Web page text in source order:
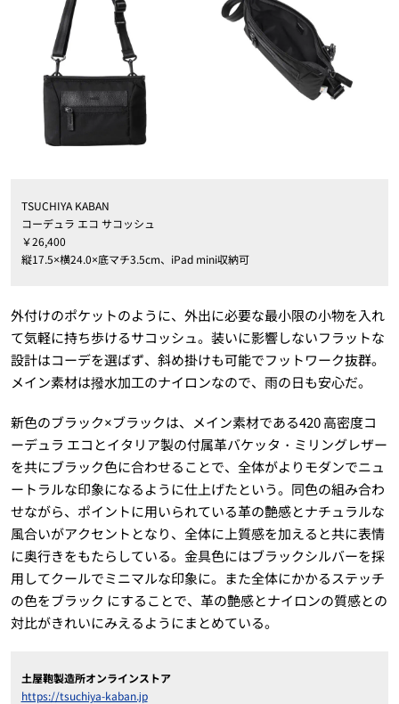
TSUCHIYA KABAN
コーデュラ エコ サコッシュ
￥26,400
縦17.5×横24.0×底マチ3.5cm、iPad mini収納可
外付けのポケットのように、外出に必要な最小限の小物を入れ
て気軽に持ち歩けるサコッシュ。装いに影響しないフラットな
設計はコーデを選ばず、斜め掛けも可能でフットワーク抜群。
メイン素材は撥水加工のナイロンなので、雨の日も安心だ。
新色のブラック×ブラックは、メイン素材である420 高密度コ
ーデュラ エコとイタリア製の付属革バケッタ・ミリングレザー
を共にブラック色に合わせることで、全体がよりモダンでニュ
ートラルな印象になるように仕上げたという。同色の組み合わ
せながら、ポイントに用いられている革の艶感とナチュラルな
風合いがアクセントとなり、全体に上質感を加えると共に表情
に奥行きをもたらしている。金具色にはブラックシルバーを採
用してクールでミニマルな印象に。また全体にかかるステッチ
の色をブラック にすることで、革の艶感とナイロンの質感との
対比がきれいにみえるようにまとめている。
土屋鞄製造所オンラインストア
https://tsuchiya-kaban.jp